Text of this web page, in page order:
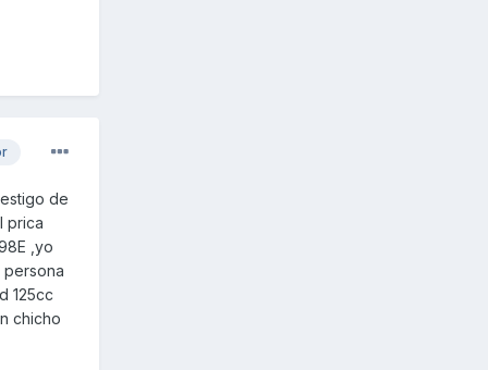
de
prica
,yo
persona
125cc
chicho